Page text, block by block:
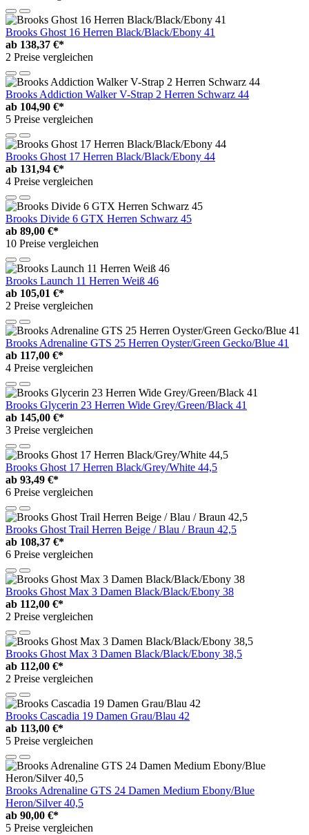
Brooks Ghost 16 Herren Black/Black/Ebony 41
ab 138,37 €*
2 Preise vergleichen
Brooks Addiction Walker V-Strap 2 Herren Schwarz 44
ab 104,90 €*
5 Preise vergleichen
Brooks Ghost 17 Herren Black/Black/Ebony 44
ab 131,94 €*
4 Preise vergleichen
Brooks Divide 6 GTX Herren Schwarz 45
ab 89,00 €*
10 Preise vergleichen
Brooks Launch 11 Herren Weiß 46
ab 105,01 €*
2 Preise vergleichen
Brooks Adrenaline GTS 25 Herren Oyster/Green Gecko/Blue 41
ab 117,00 €*
4 Preise vergleichen
Brooks Glycerin 23 Herren Wide Grey/Green/Black 41
ab 145,00 €*
3 Preise vergleichen
Brooks Ghost 17 Herren Black/Grey/White 44,5
ab 93,49 €*
6 Preise vergleichen
Brooks Ghost Trail Herren Beige / Blau / Braun 42,5
ab 108,37 €*
6 Preise vergleichen
Brooks Ghost Max 3 Damen Black/Black/Ebony 38
ab 112,00 €*
2 Preise vergleichen
Brooks Ghost Max 3 Damen Black/Black/Ebony 38,5
ab 112,00 €*
2 Preise vergleichen
Brooks Cascadia 19 Damen Grau/Blau 42
ab 113,00 €*
5 Preise vergleichen
Brooks Adrenaline GTS 24 Damen Medium Ebony/Blue
Heron/Silver 40,5
ab 90,00 €*
5 Preise vergleichen